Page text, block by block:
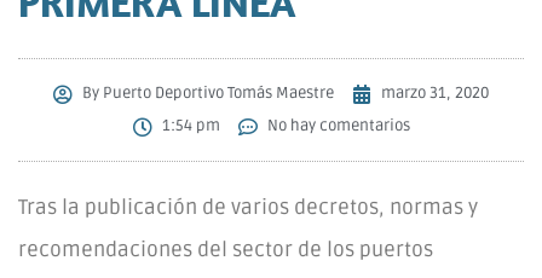
By Puerto Deportivo Tomás Maestre
marzo 31, 2020
1:54 pm
No hay comentarios
Tras la publicación de varios decretos, normas y
recomendaciones del sector de los puertos